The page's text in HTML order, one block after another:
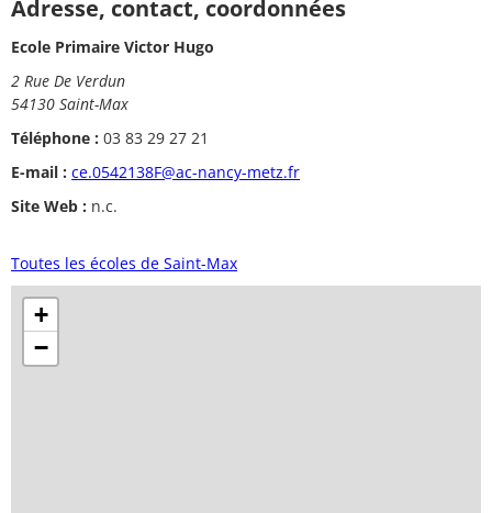
Adresse, contact, coordonnées
Ecole Primaire Victor Hugo
2 Rue De Verdun
54130 Saint-Max
Téléphone : 03 83 29 27 21
E-mail : ce.0542138F@ac-nancy-metz.fr
Site Web : n.c.
Toutes les écoles de Saint-Max
+
−